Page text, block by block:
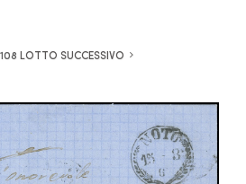
LOTTO SUCCESSIVO